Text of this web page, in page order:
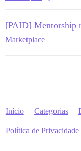
[PAID] Mentorship
Marketplace
Início Categorias
Política de Privacidade